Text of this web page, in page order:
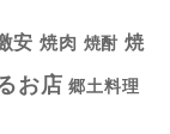
安 焼肉 焼酎 焼
お店 郷土料理